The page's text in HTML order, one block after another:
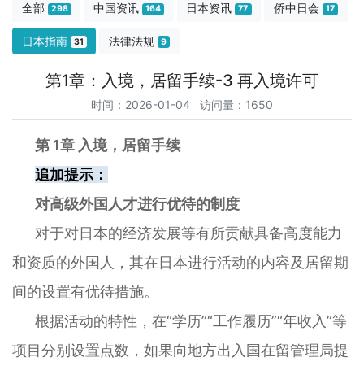
全部 298 中国资讯 164 日本资讯 77 侨中日会 17
日本指南 31 法律法规 9
第1章：入境，居留手续-3 再入境许可
时间：2026-01-04 访问量：1650
第 1章 入境，居留手续
追加提示：
对高级外国人才进行优待的制度
对于对日本的经济发展等有所贡献具备高度能力
和资质的外国人，其在日本进行活动的内容及居留期
间的设置有优待措施。
根据活动的特性，在“学历”“工作履历”“年收入”等
项目分别设置点数，如果向地方出入国在留管理局提